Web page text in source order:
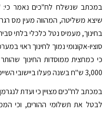
במכתב שנשלח לח"כים נאמר כי:
שיצא משליטה, המהווה מעין מס
בחינוך, מעמיס נטל כלכלי בלתי
סוציו-אקונומי נמוך לחינוך ראוי
כי כמחצית ממוסדות החינוך
3,000 ש"ח בשנה פעלו ביישובי השייכים לעשירונים התחתונים.
במכתב לח"כים מצויין כי ועדת